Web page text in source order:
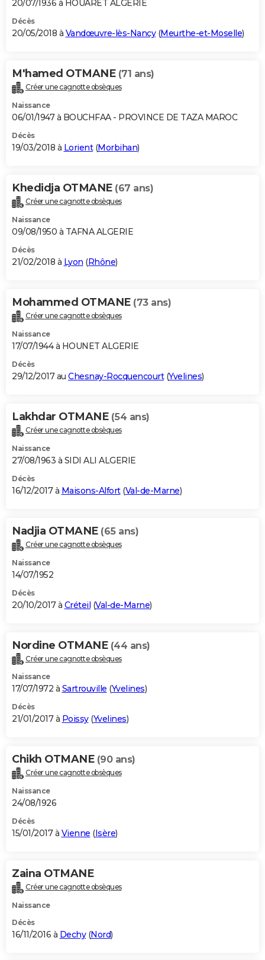
20/07/1936 à HOUARET ALGERIE
Décès
20/05/2018 à Vandœuvre-lès-Nancy(Meurthe-et-Moselle)
M'hamed OTMANE (71 ans)
Créer une cagnotte obsèques
Naissance
06/01/1947 à BOUCHFAA - PROVINCE DE TAZA MAROC
Décès
19/03/2018 à Lorient(Morbihan)
Khedidja OTMANE (67 ans)
Créer une cagnotte obsèques
Naissance
09/08/1950 à TAFNA ALGERIE
Décès
21/02/2018 à Lyon (Rhône)
Mohammed OTMANE (73 ans)
Créer une cagnotte obsèques
Naissance
17/07/1944 à HOUNET ALGERIE
Décès
29/12/2017 au Chesnay-Rocquencourt(Yvelines)
Lakhdar OTMANE (54 ans)
Créer une cagnotte obsèques
Naissance
27/08/1963 à SIDI ALI ALGERIE
Décès
16/12/2017 à Maisons-Alfort(Val-de-Marne)
Nadjia OTMANE (65 ans)
Créer une cagnotte obsèques
Naissance
14/07/1952
Décès
20/10/2017 à Créteil (Val-de-Marne)
Nordine OTMANE (44 ans)
Créer une cagnotte obsèques
Naissance
17/07/1972 à Sartrouville (Yvelines)
Décès
21/01/2017 à Poissy(Yvelines)
Chikh OTMANE (90 ans)
Créer une cagnotte obsèques
Naissance
24/08/1926
Décès
15/01/2017 à Vienne (Isère)
Zaina OTMANE
Créer une cagnotte obsèques
Naissance
Décès
16/11/2016 à Dechy(Nord)